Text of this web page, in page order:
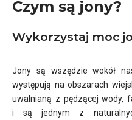
Czym są jony?
Wykorzystaj moc
Jony są wszędzie wokół
występują na obszarach
uwalnianą z pędzącej wody,
i są jednym z